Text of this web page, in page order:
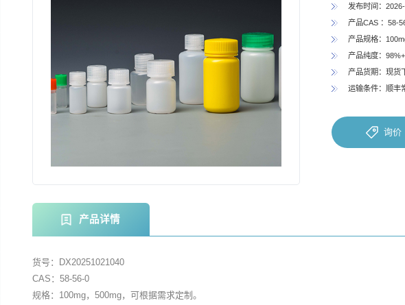
发布时间：
产品CAS ：58-
产品规格：
产品纯度：98%+
产品货期：现货
运输条件：顺丰
询价
产品详情
货号：DX20251021040
CAS：58-56-0
规格：100mg，500mg，可根据需求定制。